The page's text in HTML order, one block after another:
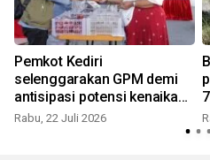
Pemkot Kediri
selenggarakan GPM demi
antisipasi potensi kenaikan
harga pangan
Rabu, 22 Juli 2026